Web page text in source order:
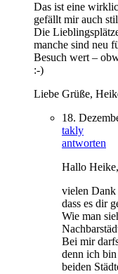
Das ist eine
gefällt mir auch
Die
manche sind neu
Besuch wert –
:-)
Liebe Grüße,
18.
takly
antworten
Hallo Heike,
vielen Dank
dass es dir
Wie man
Bei mir
denn ich
beiden